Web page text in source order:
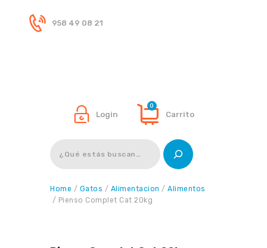
958 49 08 21
Login Carrito
0
Buscar
Home / Gatos / Alimentacion / Alimentos
/ Pienso Complet Cat 20kg